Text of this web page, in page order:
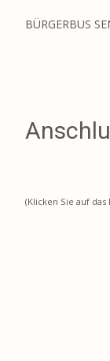
BÜRGERBUS
(Klicken Sie auf